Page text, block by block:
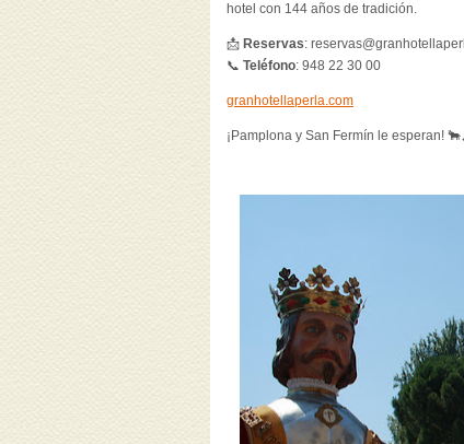
hotel con 144 años de tradición.
📩 Reservas:
📞 Teléfono: 948 22 30 00
granhotellaperla.com
¡Pamplona y San Fermín le esperan!